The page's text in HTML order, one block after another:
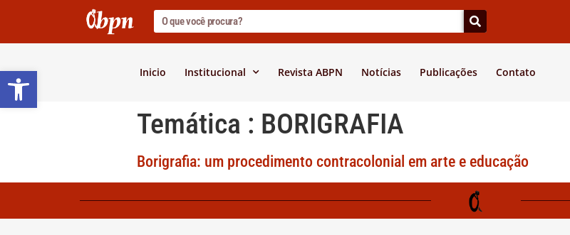
Barra de Ferramentas Aberta
Inicio Institucional Revista ABPN Notícias Publicações Contato
Temática : BORIGRAFIA
Borigrafia: um procedimento contracolonial em arte e educação